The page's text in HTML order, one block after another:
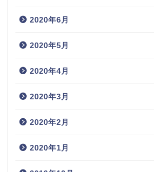
2020年6月
2020年5月
2020年4月
2020年3月
2020年2月
2020年1月